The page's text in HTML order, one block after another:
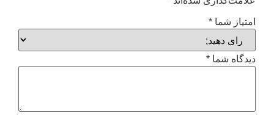
امتیاز شما *
دیدگاه شما *